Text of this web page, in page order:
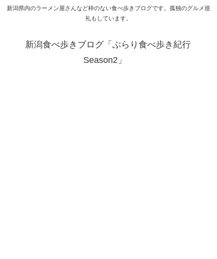
新潟県内のラーメン屋さんなど枠のない食べ歩きブログです。孤独のグルメ巡
礼もしています。
新潟食べ歩きブログ「ぶらり食べ歩き紀行
Season2」